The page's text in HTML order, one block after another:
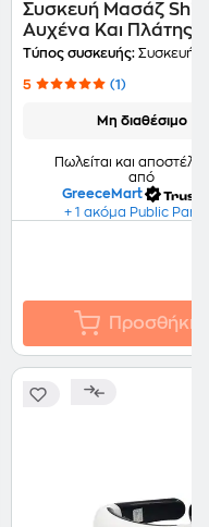
Συσκευή Μασάζ
Αυχένα Και Πλάτης
Υπέρυθρη
Τύπος συσκευής: Συσκευή
5 (1)
Μη διαθέσιμο
Πωλείται και
από
GreeceMart
+ 1 ακόμα Public
Προσθήκη